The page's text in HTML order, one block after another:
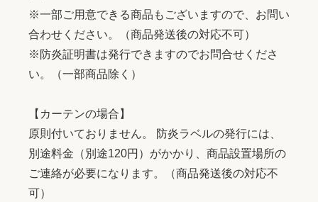
※一部ご用意できる商品もございますので、お問い
合わせください。（商品発送後の対応不可）
※防炎証明書は発行できますのでお問合せくださ
い。（一部商品除く）
【カーテンの場合】
原則付いておりません。 防炎ラベルの発行には、
別途料金（別途120円）がかかり、商品設置場所の
ご連絡が必要になります。（商品発送後の対応不
可）